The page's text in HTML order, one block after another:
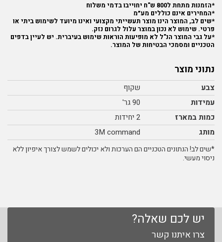
*הזמנות מתחת ל800 ש"ח יחוייבו בדמי משלוח
*המחירים אינם כוללים מע״מ
*שים לב, המוצר הינו מוצר תעשייתי מקצועי ואינו מיועד לשימוש ביתי או
פרטי. שימוש לא נכון במוצר עלול לגרום נזק.
*על גבי המוצר הנ"ל לא מופיעות הוראות שימוש בעיברית. יש לעיין בדפים
הטכניים ומסמכי הבטיחות של המוצר.
נתוני מוצר
צבע
שקוף
עמידות
90 גר'
כמות במארז
2 יחידות
מותג
3M command
*שים לב! הנתונים הטכניים הם הערכות ולא יכולים לשמש לצורך איפיון ללא
ניסוי מעשי.
יש לכם שאלה?
צרו איתנו קשר